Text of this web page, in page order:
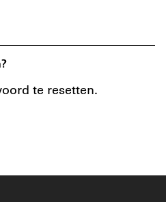
te resetten.